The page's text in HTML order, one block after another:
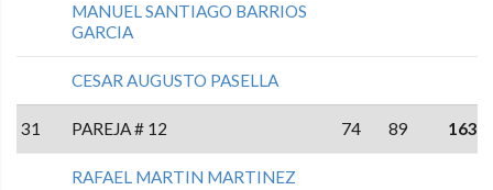
MANUEL SANTIAGO BARRIOS
GARCIA
CESAR AUGUSTO PASELLA
31 PAREJA # 12 74 89 163
RAFAEL MARTIN MARTINEZ